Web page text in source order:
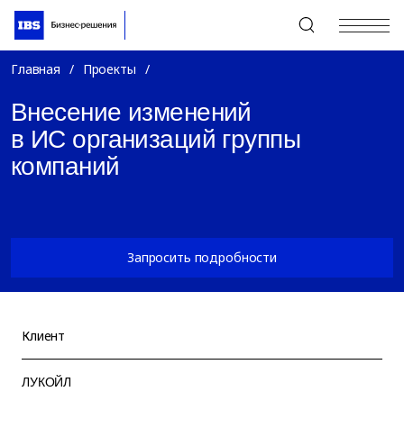
+7 (495) 967-80-80
Главная / Проекты /
Внесение изменений
в ИС организаций группы
компаний
Запросить подробности
Клиент
ЛУКОЙЛ